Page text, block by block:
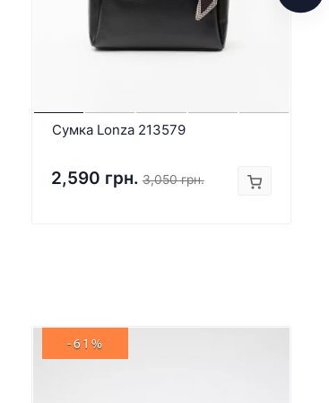
Сумка Lonza 213579
2,590 грн. 3,050 грн.
-61%